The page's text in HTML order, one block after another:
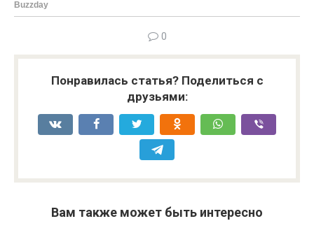
0
Понравилась статья? Поделиться с
друзьями:
Вам также может быть интересно